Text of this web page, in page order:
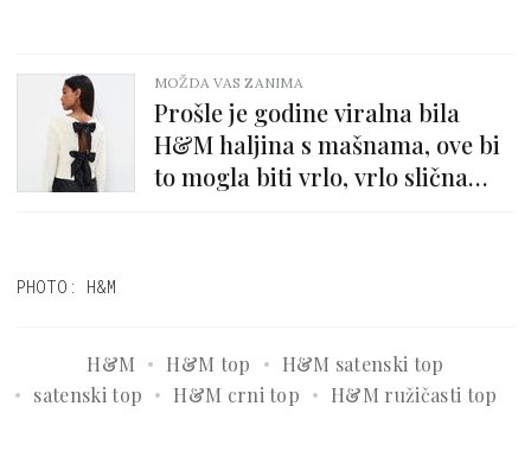
MOŽDA VAS ZANIMA
Prošle je godine viralna bila
H&M haljina s mašnama, ove bi
to mogla biti vrlo, vrlo slična
PHOTO: H&M
H&M H&M top
H&M satenski top
satenski top
H&M crni top H&M ružičasti top